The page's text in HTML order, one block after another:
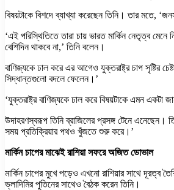
বিষয়টাকে বিশদে ব্যাখ্যা করেছেন তিনি। তার মতে,
‘এই পরিস্থিতিতে তারা চায় ভারত মার্কিন নেতৃত্ব
বেশিদিন থাকবে না,’ তিনি বলেন।
বাণিজ্যকে ঢাল করে এর আগেও যুক্তরাষ্ট্র চাপ সৃষ্টির
সিদ্ধান্তগুলো বদলে ফেলেন।’
‘যুক্তরাষ্ট্র বাণিজ্যকে ঢাল করে বিষয়টাকে এমন
উদাহরণস্বরূপ তিনি ব্রাজিলের প্রসঙ্গ টেনে
সময় প্রতিক্রিয়ার পথও খুঁজতে শুরু করে।’
মার্কিন চাপের মাঝেই রাশিয়া সফরে অজিত ডোভাল
মার্কিন চাপের মুখে পড়েও এখনো রাশিয়ার সাথে
ভ্লাদিমির পুতিনের সাথেও বৈঠক করেন তিনি।